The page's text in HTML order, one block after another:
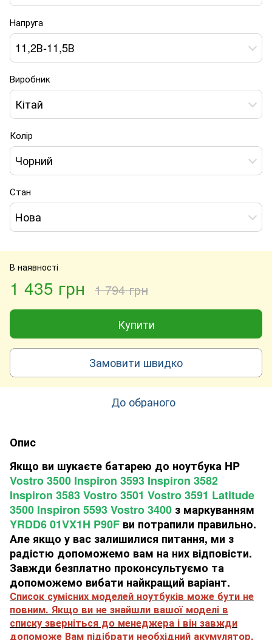
Напруга
11,2В-11,5В
Виробник
Кітай
Колір
Чорний
Стан
Нова
В наявності
1 435 грн 1 794 грн
Купити
Замовити швидко
До обраного
Опис
Якщо ви шукаєте батарею до ноутбука HP
Vostro 3500 Inspiron 3593 Inspiron 3582
Inspiron 3583 Vostro 3501 Vostro 3591 Latitude
3500 Inspiron 5593 Vostro 3400 з маркуванням
YRDD6 01VX1H P90F ви потрапили правильно.
Але якщо у вас залишилися питання, ми з
радістю допоможемо вам на них відповісти.
Завжди безплатно проконсультуємо та
допоможемо вибати найкращий варіант.
Список сумісних моделей ноутбуків може бути не
повним. Якщо ви не знайшли вашої моделі в
списку зверніться до менеджера і він завжди
допоможе Вам підібрати необхідний акумулятор.